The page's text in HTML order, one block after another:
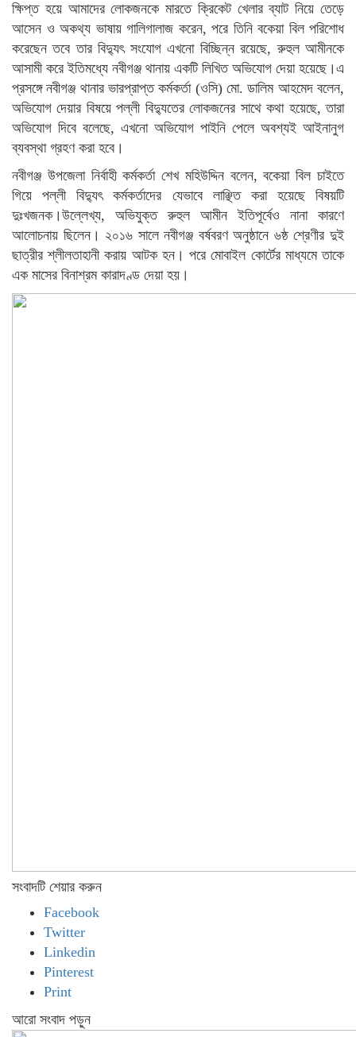
ক্ষিপ্ত হয়ে আমাদের লোকজনকে মারতে ক্রিকেট খেলার ব্যাট নিয়ে তেড়ে
আসেন ও অকথ্য ভাষায় গালিগালাজ করেন, পরে তিনি বকেয়া বিল পরিশোধ
করেছেন তবে তার বিদ্যুৎ সংযোগ এখনো বিচ্ছিন্ন রয়েছে, রুহুল আমীনকে
আসামী করে ইতিমধ্যে নবীগঞ্জ থানায় একটি লিখিত অভিযোগ দেয়া হয়েছে।এ
প্রসঙ্গে নবীগঞ্জ থানার ভারপ্রাপ্ত কর্মকর্তা (ওসি) মো. ডালিম আহমেদ বলেন,
অভিযোগ দেয়ার বিষয়ে পল্লী বিদ্যুতের লোকজনের সাথে কথা হয়েছে, তারা
অভিযোগ দিবে বলেছে, এখনো অভিযোগ পাইনি পেলে অবশ্যই আইনানুগ
ব্যবস্থা গ্রহণ করা হবে।
নবীগঞ্জ উপজেলা নির্বাহী কর্মকর্তা শেখ মহিউদ্দিন বলেন, বকেয়া বিল চাইতে
গিয়ে পল্লী বিদ্যুৎ কর্মকর্তাদের যেভাবে লাঞ্ছিত করা হয়েছে বিষয়টি
দুঃখজনক।উল্লেখ্য, অভিযুক্ত রুহুল আমীন ইতিপূর্বেও নানা কারণে
আলোচনায় ছিলেন। ২০১৬ সালে নবীগঞ্জ বর্ষবরণ অনুষ্ঠানে ৬ষ্ঠ শ্রেণীর দুই
ছাত্রীর শ্লীলতাহানী করায় আটক হন। পরে মোবাইল কোর্টের মাধ্যমে তাকে
এক মাসের বিনাশ্রম কারাদণ্ড দেয়া হয়।
সংবাদটি শেয়ার করুন
Facebook
Twitter
Linkedin
Pinterest
Print
আরো সংবাদ পড়ুন